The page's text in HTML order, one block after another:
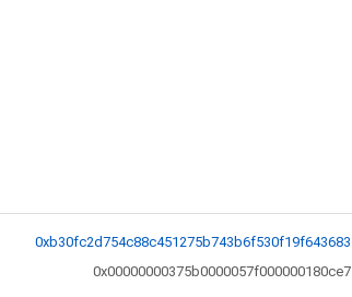
0xb30fc2d754c88c451275b743b6f530f19f643683
0x00000000375b0000057f000000180ce7